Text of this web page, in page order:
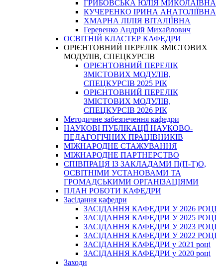
ГРИБОВСЬКА ЮЛІЯ МИКОЛАЇВНА
КУЧЕРЕНКО ІРИНА АНАТОЛІЇВНА
ХМАРНА ЛІЛІЯ ВІТАЛІЇВНА
Геревенко Андрій Михайлович
ОСВІТНІЙ КЛАСТЕР КАФЕДРИ
ОРІЄНТОВНИЙ ПЕРЕЛІК ЗМІСТОВИХ
МОДУЛІВ, СПЕЦКУРСІВ
ОРІЄНТОВНИЙ ПЕРЕЛІК
ЗМІСТОВИХ МОДУЛІВ,
СПЕЦКУРСІВ 2025 РІК
ОРІЄНТОВНИЙ ПЕРЕЛІК
ЗМІСТОВИХ МОДУЛІВ,
СПЕЦКУРСІВ 2026 РІК
Методичне забезпечення кафедри
НАУКОВІ ПУБЛІКАЦІЇ НАУКОВО-
ПЕДАГОГІЧНИХ ПРАЦІВНИКІВ
МІЖНАРОДНЕ СТАЖУВАННЯ
МІЖНАРОДНЕ ПАРТНЕРСТВО
СПІВПРАЦЯ ІЗ ЗАКЛАДАМИ П(П-Т)О,
ОСВІТНІМИ УСТАНОВАМИ ТА
ГРОМАДСЬКИМИ ОРГАНІЗАЦІЯМИ
ПЛАН РОБОТИ КАФЕДРИ
Засідання кафедри
ЗАСІДАННЯ КАФЕДРИ У 2026 РОЦІ
ЗАСІДАННЯ КАФЕДРИ У 2025 РОЦІ
ЗАСІДАННЯ КАФЕДРИ У 2023 РОЦІ
ЗАСІДАННЯ КАФЕДРИ У 2022 РОЦІ
ЗАСІДАННЯ КАФЕДРИ у 2021 році
ЗАСІДАННЯ КАФЕДРИ у 2020 році
Заходи